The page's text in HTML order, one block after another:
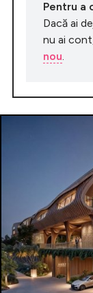
Pentru a
Dacă ai
nu ai
nou.